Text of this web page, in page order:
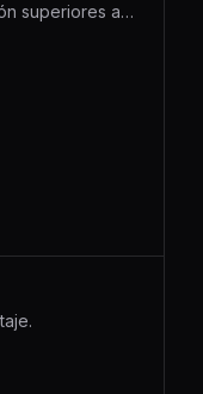
superiores a